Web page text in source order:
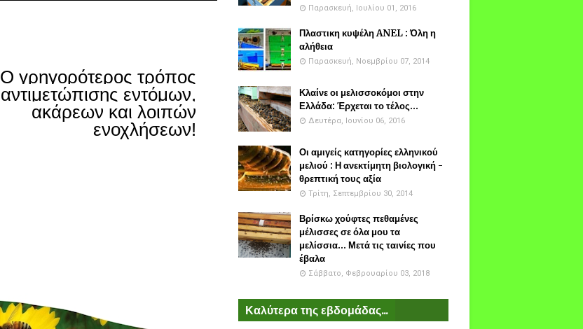
Ο γρηγορότερος τρόπος
αντιμετώπισης εντόμων,
ακάρεων και λοιπών
ενοχλήσεων!
Παρασκευή, Ιουλίου 01, 2016
Πλαστικη κυψέλη ANEL : Όλη η
αλήθεια
Παρασκευή, Νοεμβρίου 07, 2014
Κλαίνε οι μελισσοκόμοι στην
Ελλάδα: Έρχεται το τέλος...
Δευτέρα, Ιουνίου 06, 2016
Οι αμιγείς κατηγορίες ελληνικού
μελιού : Η ανεκτίμητη βιολογική -
θρεπτική τους αξία
Τρίτη, Σεπτεμβρίου 30, 2014
Βρίσκω χούφτες πεθαμένες
μέλισσες σε όλα μου τα
μελίσσια... Μετά τις ταινίες που
έβαλα
Σάββατο, Φεβρουαρίου 03, 2018
Καλύτερα της εβδομάδας...